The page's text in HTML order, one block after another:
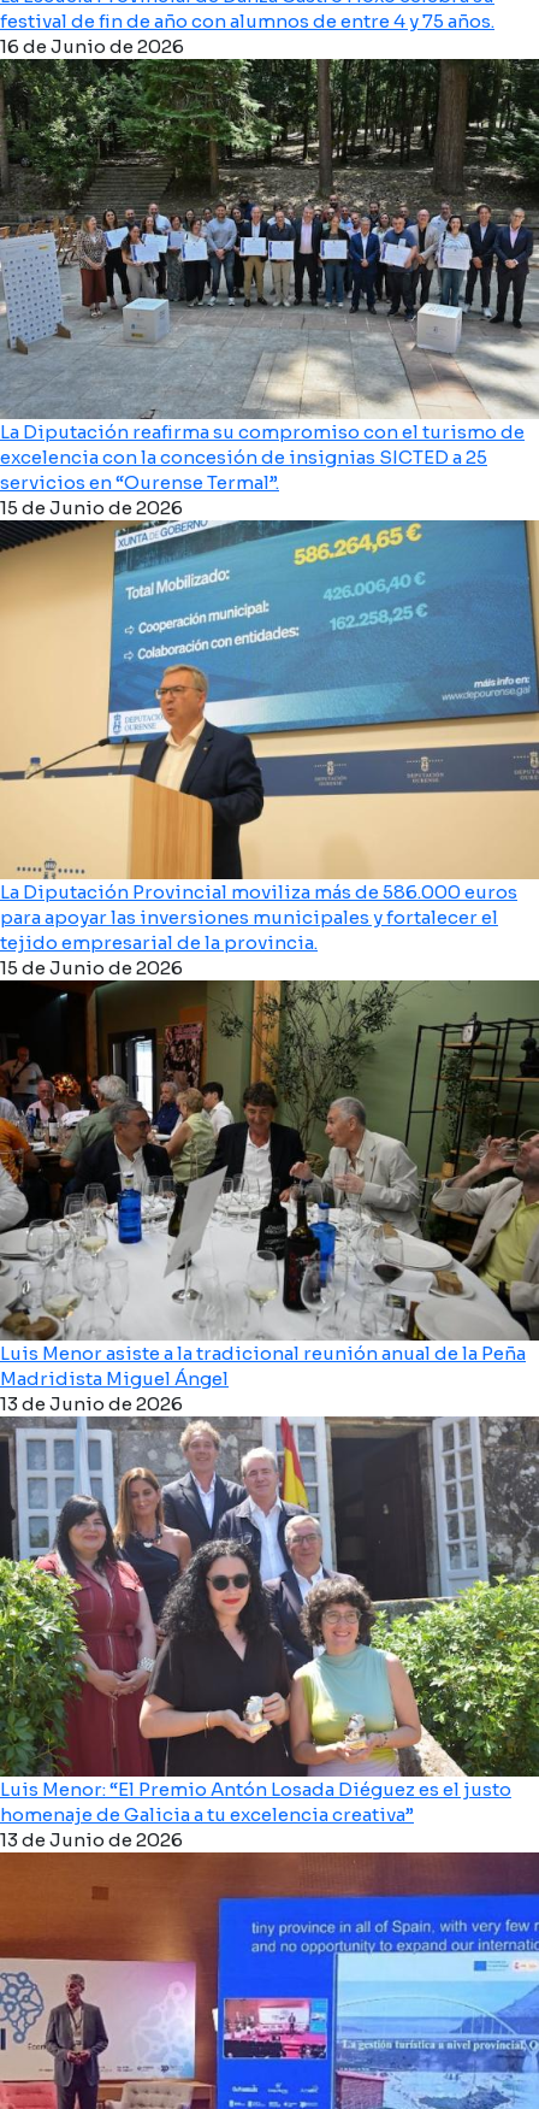
festival de fin de año con alumnos de entre 4 y 75 años.
16 de Junio de 2026
La Diputación reafirma su compromiso con el turismo de
excelencia con la concesión de insignias SICTED a 25
servicios en “Ourense Termal”.
15 de Junio de 2026
La Diputación Provincial moviliza más de 586.000 euros
para apoyar las inversiones municipales y fortalecer el
tejido empresarial de la provincia.
15 de Junio de 2026
Luis Menor asiste a la tradicional reunión anual de la Peña
Madridista Miguel Ángel
13 de Junio de 2026
Luis Menor: “El Premio Antón Losada Diéguez es el justo
homenaje de Galicia a tu excelencia creativa”
13 de Junio de 2026